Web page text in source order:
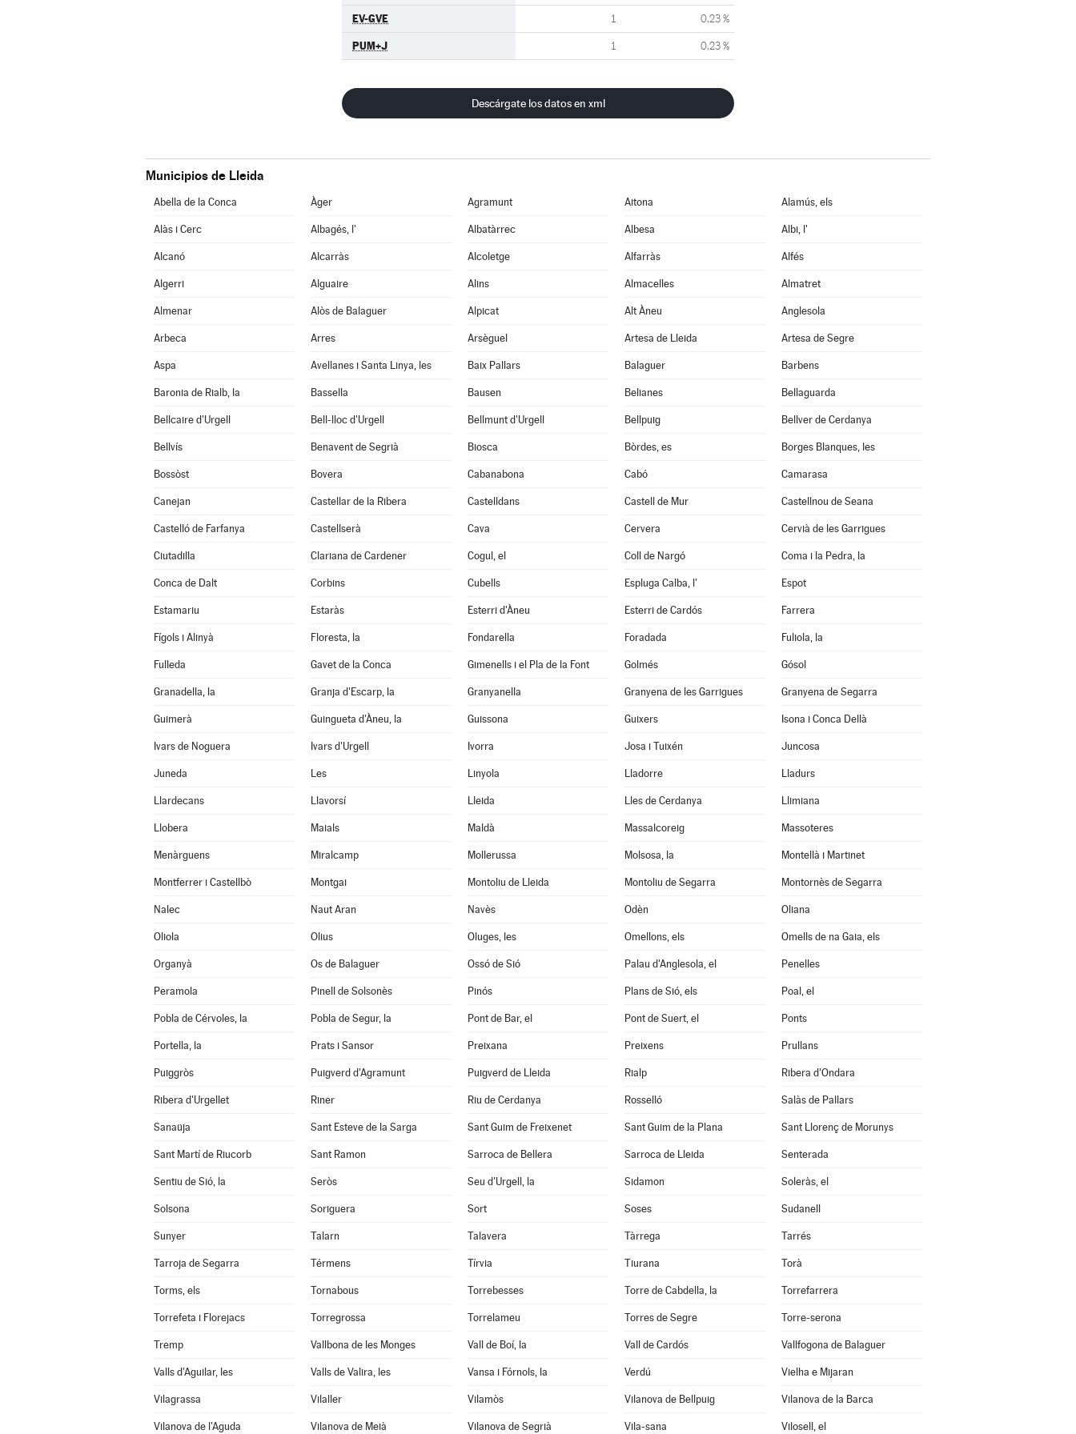
EV-GVE 1 0,23 %
PUM+J 1 0,23 %
Descárgate los datos en xml
Municipios de Lleida
Abella de la Conca Àger Agramunt Aitona Alamús, els
Alàs i Cerc Albagés, l' Albatàrrec Albesa Albi, l'
Alcanó Alcarràs Alcoletge Alfarràs Alfés
Algerri Alguaire Alins Almacelles Almatret
Almenar Alòs de Balaguer Alpicat Alt Àneu Anglesola
Arbeca Arres Arsèguel Artesa de Lleida Artesa de Segre
Aspa Avellanes i Santa Linya, les Baix Pallars Balaguer Barbens
Baronia de Rialb, la Bassella Bausen Belianes Bellaguarda
Bellcaire d'Urgell Bell-lloc d'Urgell Bellmunt d'Urgell Bellpuig Bellver de Cerdanya
Bellvís Benavent de Segrià Biosca Bòrdes, es Borges Blanques, les
Bossòst Bovera Cabanabona Cabó Camarasa
Canejan Castellar de la Ribera Castelldans Castell de Mur Castellnou de Seana
Castelló de Farfanya Castellserà Cava Cervera Cervià de les Garrigues
Ciutadilla Clariana de Cardener Cogul, el Coll de Nargó Coma i la Pedra, la
Conca de Dalt Corbins Cubells Espluga Calba, l' Espot
Estamariu Estaràs Esterri d'Àneu Esterri de Cardós Farrera
Fígols i Alinyà Floresta, la Fondarella Foradada Fuliola, la
Fulleda Gavet de la Conca Gimenells i el Pla de la Font Golmés Gósol
Granadella, la Granja d'Escarp, la Granyanella Granyena de les Garrigues Granyena de Segarra
Guimerà Guingueta d'Àneu, la Guissona Guixers Isona i Conca Dellà
Ivars de Noguera Ivars d'Urgell Ivorra Josa i Tuixén Juncosa
Juneda Les Linyola Lladorre Lladurs
Llardecans Llavorsí Lleida Lles de Cerdanya Llimiana
Llobera Maials Maldà Massalcoreig Massoteres
Menàrguens Miralcamp Mollerussa Molsosa, la Montellà i Martinet
Montferrer i Castellbò Montgai Montoliu de Lleida Montoliu de Segarra Montornès de Segarra
Nalec Naut Aran Navès Odèn Oliana
Oliola Olius Oluges, les Omellons, els Omells de na Gaia, els
Organyà Os de Balaguer Ossó de Sió Palau d'Anglesola, el Penelles
Peramola Pinell de Solsonès Pinós Plans de Sió, els Poal, el
Pobla de Cérvoles, la Pobla de Segur, la Pont de Bar, el Pont de Suert, el Ponts
Portella, la Prats i Sansor Preixana Preixens Prullans
Puiggròs Puigverd d'Agramunt Puigverd de Lleida Rialp Ribera d'Ondara
Ribera d'Urgellet Riner Riu de Cerdanya Rosselló Salàs de Pallars
Sanaüja Sant Esteve de la Sarga Sant Guim de Freixenet Sant Guim de la Plana Sant Llorenç de Morunys
Sant Martí de Riucorb Sant Ramon Sarroca de Bellera Sarroca de Lleida Senterada
Sentiu de Sió, la Seròs Seu d'Urgell, la Sidamon Soleràs, el
Solsona Soriguera Sort Soses Sudanell
Sunyer Talarn Talavera Tàrrega Tarrés
Tarroja de Segarra Térmens Tírvia Tiurana Torà
Torms, els Tornabous Torrebesses Torre de Cabdella, la Torrefarrera
Torrefeta i Florejacs Torregrossa Torrelameu Torres de Segre Torre-serona
Tremp Vallbona de les Monges Vall de Boí, la Vall de Cardós Vallfogona de Balaguer
Valls d'Aguilar, les Valls de Valira, les Vansa i Fórnols, la Verdú Vielha e Mijaran
Vilagrassa Vilaller Vilamòs Vilanova de Bellpuig Vilanova de la Barca
Vilanova de l'Aguda Vilanova de Meià Vilanova de Segrià Vila-sana Vilosell, el